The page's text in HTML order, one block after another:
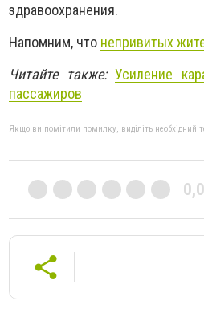
здравоохранения.
Напомним, что непривитых
Читайте также:Усиление
пассажиров
Якщо ви помітили помилку, виділіть необхідний
0,0